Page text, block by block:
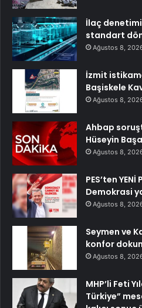
İlaç
standart
Ağustos 8,
İzmit
Başiskele
Ağustos 8,
Ahbap
Hüseyin
Ağustos 8,
PES’ten
Demokrasi
Ağustos 8,
Seymen ve
konfor
Ağustos 8,
MHP’li Feti
Türkiye”